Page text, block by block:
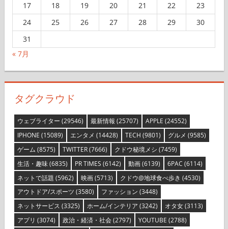
17
18 19 20 21 22
23
24
25 26 27 28 29
30
31
« 7月
タグクラウド
ウェブライター (29546) 最新情報 (25707) APPLE (24552)
IPHONE (15089) エンタメ (14428) TECH (9801) グルメ (9585)
ゲーム (8575) TWITTER(7666) クドウ秘境メシ (7459)
生活・趣味(6835) PR TIMES (6142) 動画(6139) 6PAC (6114)
ネットで話題 (5962) 映画(5713) クドウ@地球食べ歩き (4530)
アウトドア/スポーツ (3580) ファッション (3448)
ネットサービス (3325) ホーム/インテリア (3242) オタ女(3113)
アプリ (3074) 政治・経済・社会(2797) YOUTUBE (2788)